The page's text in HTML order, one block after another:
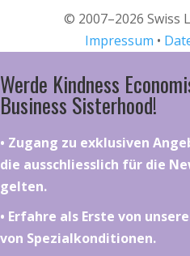
© 2007–2026 Swiss
Impressum •
Werde Kindness
Business Sisterhood!
•⁠ ⁠⁠Zugang zu exklusiven
die ausschliesslich für die
gelten.
•⁠ ⁠⁠Erfahre als Erste von
von Spezialkonditionen.